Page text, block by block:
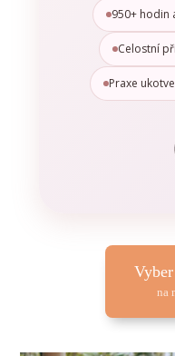
950+ hodin
Celostní
Praxe
na